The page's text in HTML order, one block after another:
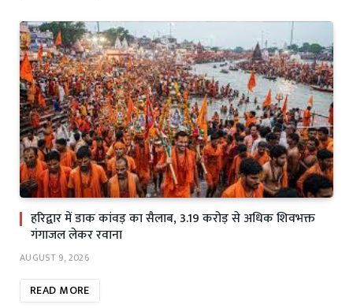
हरिद्वार में डाक कांवड़ का सैलाब, 3.19 करोड़ से अधिक शिवभक्त
गंगाजल लेकर रवाना
AUGUST 9, 2026
READ MORE